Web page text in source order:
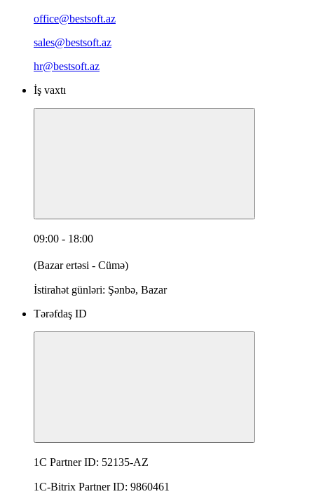
office@bestsoft.az
sales@bestsoft.az
hr@bestsoft.az
İş vaxtı
09:00 - 18:00
(Bazar ertəsi - Cümə)
İstirahət günləri: Şənbə, Bazar
Tərəfdaş ID
1C Partner ID: 52135-AZ
1C-Bitrix Partner ID: 9860461